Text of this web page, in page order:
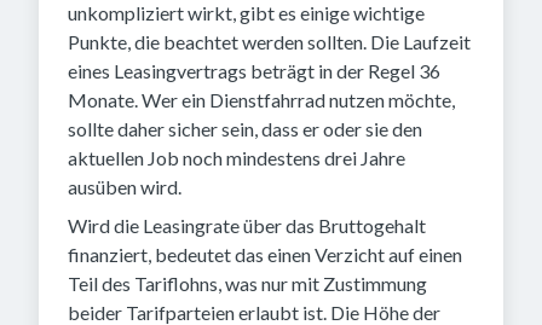
unkompliziert wirkt, gibt es einige wichtige
Punkte, die beachtet werden sollten. Die Laufzeit
eines Leasingvertrags beträgt in der Regel 36
Monate. Wer ein Dienstfahrrad nutzen möchte,
sollte daher sicher sein, dass er oder sie den
aktuellen Job noch mindestens drei Jahre
ausüben wird.
Wird die Leasingrate über das Bruttogehalt
finanziert, bedeutet das einen Verzicht auf einen
Teil des Tariflohns, was nur mit Zustimmung
beider Tarifparteien erlaubt ist. Die Höhe der